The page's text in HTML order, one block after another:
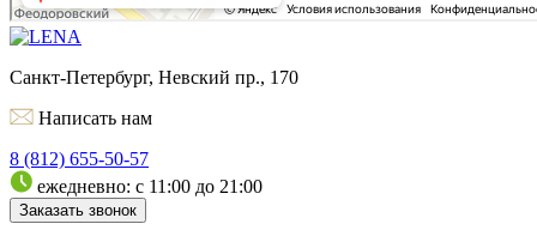
Санкт-Петербург, Невский пр., 170
Написать нам
8 (812) 655-50-57
ежедневно: с 11:00 до 21:00
Заказать звонок